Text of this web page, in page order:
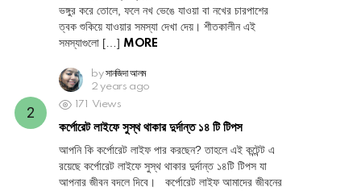
ভঙ্গুর করে তোলে, ফলে নখ ভেঙে যাওয়া বা নখের চারপাশের
ত্বক শুকিয়ে যাওয়ার সমস্যা দেখা দেয়। শীতকালীন এই
সমস্যাগুলো […] MORE
by সানজিদা আলম
2 years ago
171
Views
কর্পোরেট লাইফে সুস্থ থাকার দুর্দান্ত ১৪ টি টিপস
আপনি কি কর্পোরেট লাইফ পার করছেন? তাহলে এই কন্টেন্ট এ
রয়েছে কর্পোরেট লাইফে সুস্থ থাকার দুর্দান্ত ১৪টি টিপস যা
আপনার জীবন বদলে দিবে। কর্পোরেট লাইফ আমাদের জীবনের